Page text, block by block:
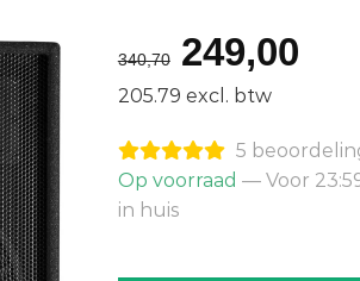
340,70
prijs
was:
€340,70.
249,00
is:
205.79 excl. btw
5
Op voorraad — Voor
in huis